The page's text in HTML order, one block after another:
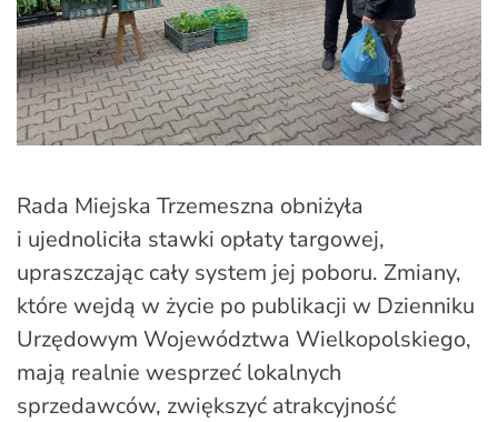
Rada Miejska Trzemeszna obniżyła
i ujednoliciła stawki opłaty targowej,
upraszczając cały system jej poboru. Zmiany,
które wejdą w życie po publikacji w Dzienniku
Urzędowym Województwa Wielkopolskiego,
mają realnie wesprzeć lokalnych
sprzedawców, zwiększyć atrakcyjność